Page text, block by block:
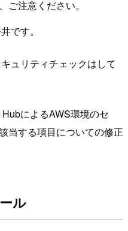
ご注意ください。
です。
ュリティチェックはして
によるAWS環境のセ
当する項目についての修正
ル